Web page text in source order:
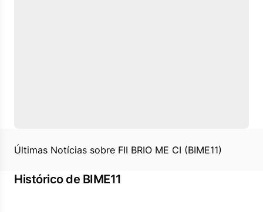
Últimas Notícias sobre FII BRIO ME CI (BIME11)
Histórico de BIME11